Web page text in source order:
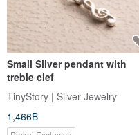
Small Silver pendant with
treble clef
TinyStory | Silver Jewelry
1,466฿